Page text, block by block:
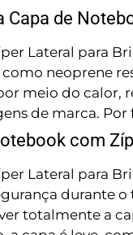
de
Lateral para
neoprene
meio do calor,
de marca.
com
Lateral para
durante
totalmente a